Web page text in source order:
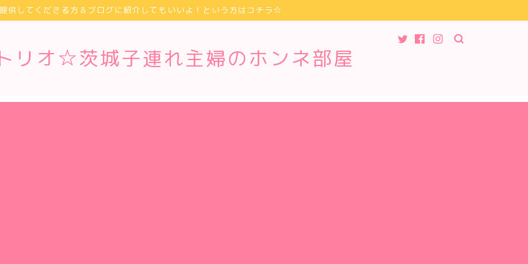
供してくださる方＆ブログに紹介してもいいよ！という方はコチラ☆
リオ☆茨城子連れ主婦のホンネ部屋